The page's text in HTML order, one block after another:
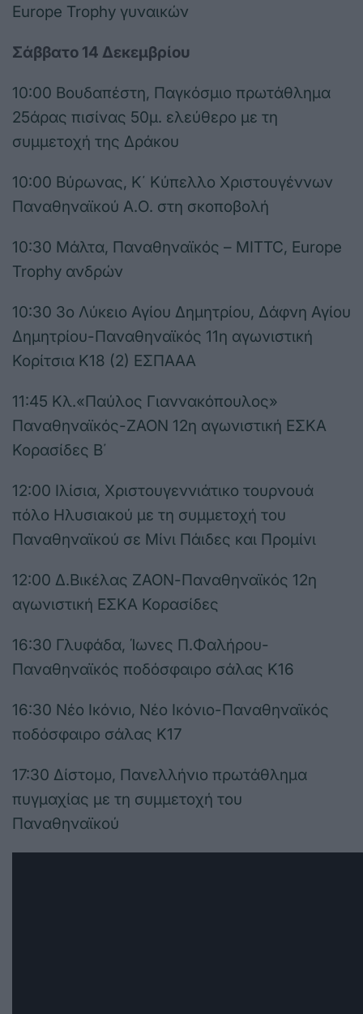
Europe Trophy γυναικών
Σάββατο 14 Δεκεμβρίου
10:00 Βουδαπέστη, Παγκόσμιο πρωτάθλημα
25άρας πισίνας 50μ. ελεύθερο με τη
συμμετοχή της Δράκου
10:00 Βύρωνας, Κ΄ Κύπελλο Χριστουγέννων
Παναθηναϊκού Α.Ο. στη σκοποβολή
10:30 Μάλτα, Παναθηναϊκός – MITTC, Europe
Trophy ανδρών
10:30 3ο Λύκειο Αγίου Δημητρίου, Δάφνη Αγίου
Δημητρίου-Παναθηναϊκός 11η αγωνιστική
Κορίτσια Κ18 (2) ΕΣΠΑΑΑ
11:45 Κλ.«Παύλος Γιαννακόπουλος»
Παναθηναϊκός-ΖΑΟΝ 12η αγωνιστική ΕΣΚΑ
Κορασίδες Β΄
12:00 Ιλίσια, Χριστουγεννιάτικο τουρνουά
πόλο Ηλυσιακού με τη συμμετοχή του
Παναθηναϊκού σε Μίνι Πάιδες και Προμίνι
12:00 Δ.Βικέλας ΖΑΟΝ-Παναθηναϊκός 12η
αγωνιστική ΕΣΚΑ Κορασίδες
16:30 Γλυφάδα, Ίωνες Π.Φαλήρου-
Παναθηναϊκός ποδόσφαιρο σάλας Κ16
16:30 Νέο Ικόνιο, Νέο Ικόνιο-Παναθηναϊκός
ποδόσφαιρο σάλας Κ17
17:30 Δίστομο, Πανελλήνιο πρωτάθλημα
πυγμαχίας με τη συμμετοχή του
Παναθηναϊκού